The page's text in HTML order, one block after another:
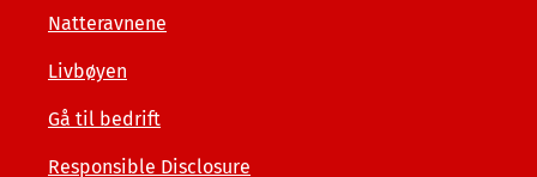
Natteravnene
Livbøyen
Gå til bedrift
Responsible Disclosure